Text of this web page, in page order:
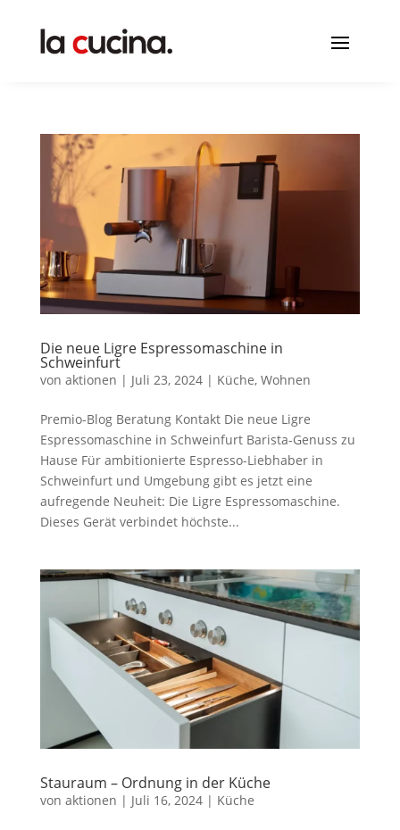
Die neue Ligre Espressomaschine in
Schweinfurt
von aktionen | Juli 23, 2024| Küche, Wohnen
Premio-Blog Beratung Kontakt Die neue Ligre
Espressomaschine in Schweinfurt Barista-Genuss zu
Hause Für ambitionierte Espresso-Liebhaber in
Schweinfurt und Umgebung gibt es jetzt eine
aufregende Neuheit: Die Ligre Espressomaschine.
Dieses Gerät verbindet höchste...
Stauraum – Ordnung in der Küche
von aktionen | Juli 16, 2024| Küche